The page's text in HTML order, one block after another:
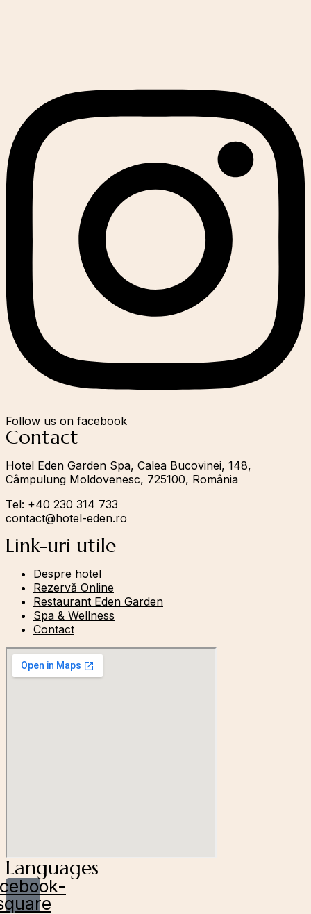
Follow us on facebook
Contact
Hotel Eden Garden Spa, Calea Bucovinei, 148,
Câmpulung Moldovenesc, 725100, România
Tel: +40 230 314 733
contact@hotel-eden.ro
Link-uri utile
Despre hotel
Rezervă Online
Restaurant Eden Garden
Spa & Wellness
Contact
Languages